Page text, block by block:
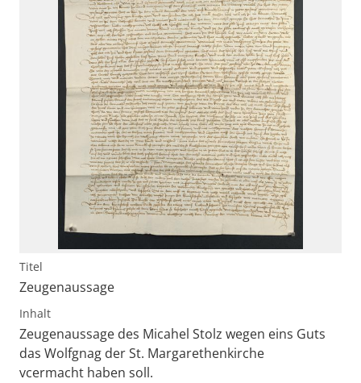
Titel
Zeugenaussage
Inhalt
Zeugenaussage des Micahel Stolz wegen eins Guts
das Wolfgnag der St. Margarethenkirche
vcermacht haben soll.